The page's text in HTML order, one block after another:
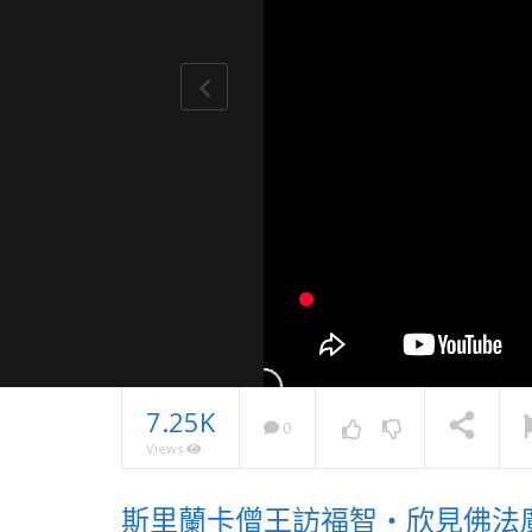
NOW PLAYING
資糧 獻
7.25K
Views
0
斯里蘭卡僧王訪福智・欣見佛法